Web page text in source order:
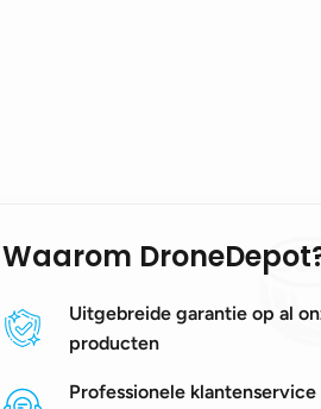
Waarom
Uitgebreide garantie op al
producten
Professionele